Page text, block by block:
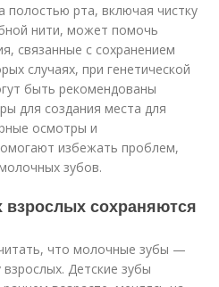
полостью рта, включая чистку
нити, может помочь
связанные с сохранением
случаях, при генетической
быть рекомендованы
для создания места для
осмотры и
избежать проблем,
зубов.
сохраняются
что молочные зубы —
Детские зубы